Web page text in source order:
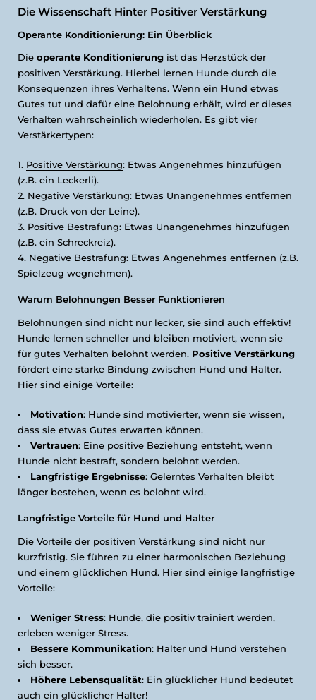
Die Wissenschaft Hinter Positiver Verstärkung
Operante Konditionierung: Ein Überblick
Die operante Konditionierung ist das Herzstück der
positiven Verstärkung. Hierbei lernen Hunde durch die
Konsequenzen ihres Verhaltens. Wenn ein Hund etwas
Gutes tut und dafür eine Belohnung erhält, wird er dieses
Verhalten wahrscheinlich wiederholen. Es gibt vier
Verstärkertypen:
Positive Verstärkung: Etwas Angenehmes hinzufügen
(z.B. ein Leckerli).
Negative Verstärkung: Etwas Unangenehmes entfernen
(z.B. Druck von der Leine).
Positive Bestrafung: Etwas Unangenehmes hinzufügen
(z.B. ein Schreckreiz).
Negative Bestrafung: Etwas Angenehmes entfernen (z.B.
Spielzeug wegnehmen).
Warum Belohnungen Besser Funktionieren
Belohnungen sind nicht nur lecker, sie sind auch effektiv!
Hunde lernen schneller und bleiben motiviert, wenn sie
für gutes Verhalten belohnt werden. Positive Verstärkung
fördert eine starke Bindung zwischen Hund und Halter.
Hier sind einige Vorteile:
Motivation: Hunde sind motivierter, wenn sie wissen,
dass sie etwas Gutes erwarten können.
Vertrauen: Eine positive Beziehung entsteht, wenn
Hunde nicht bestraft, sondern belohnt werden.
Langfristige Ergebnisse: Gelerntes Verhalten bleibt
länger bestehen, wenn es belohnt wird.
Langfristige Vorteile für Hund und Halter
Die Vorteile der positiven Verstärkung sind nicht nur
kurzfristig. Sie führen zu einer harmonischen Beziehung
und einem glücklichen Hund. Hier sind einige langfristige
Vorteile:
Weniger Stress: Hunde, die positiv trainiert werden,
erleben weniger Stress.
Bessere Kommunikation: Halter und Hund verstehen
sich besser.
Höhere Lebensqualität: Ein glücklicher Hund bedeutet
auch ein glücklicher Halter!